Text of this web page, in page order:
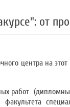
от
центра на
работ
факультета